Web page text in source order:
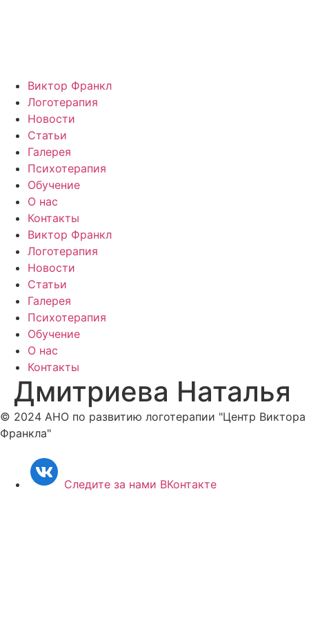
Виктор Франкл
Логотерапия
Новости
Статьи
Галерея
Психотерапия
Обучение
О нас
Контакты
Виктор Франкл
Логотерапия
Новости
Статьи
Галерея
Психотерапия
Обучение
О нас
Контакты
Дмитриева Наталья
© 2024 АНО по развитию логотерапии "Центр Виктора
Франкла"
Следите за нами ВКонтакте